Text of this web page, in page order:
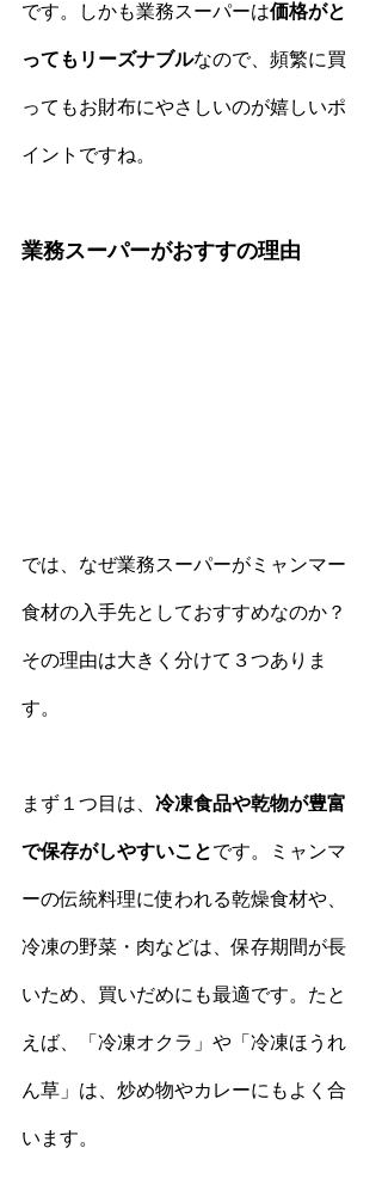
です。しかも業務スーパーは価格がと
ってもリーズナブルなので、頻繁に買
ってもお財布にやさしいのが嬉しいポ
イントですね。
業務スーパーがおすすの理由
では、なぜ業務スーパーがミャンマー
食材の入手先としておすすめなのか？
その理由は大きく分けて３つありま
す。
まず１つ目は、 冷凍食品や乾物が豊富
で保存がしやすいことです。ミャンマ
ーの伝統料理に使われる乾燥食材や、
冷凍の野菜・肉などは、保存期間が長
いため、買いだめにも最適です。たと
えば、「冷凍オクラ」や「冷凍ほうれ
ん草」は、炒め物やカレーにもよく合
います。